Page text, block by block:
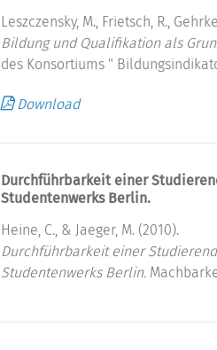
Leszczensky, M., Frietsch, R.,
Bildung und Qualifikation als
des Konsortiums "
Download
Durchführbarkeit einer
Studentenwerks Berlin.
Heine, C., & Jaeger, M. (2010).
Durchführbarkeit einer
Studentenwerks Berlin.